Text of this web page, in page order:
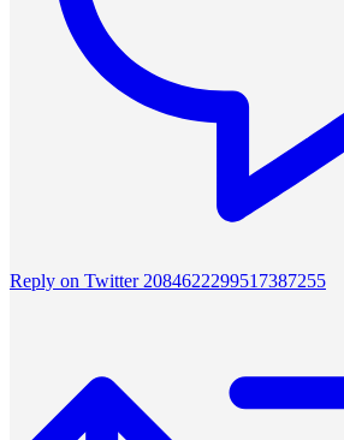
Reply on Twitter 2084622299517387255